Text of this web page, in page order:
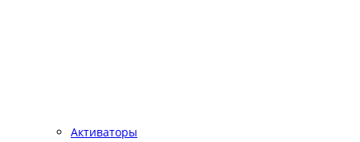
Активаторы